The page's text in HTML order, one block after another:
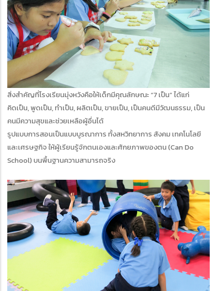
สิ่งสำคัญที่โรงเรียนมุ่งหวังคือให้เด็กมีคุณลักษณะ “7 เป็น” ได้แก่
คิดเป็น, พูดเป็น, ทำเป็น, ผลิตเป็น, ขายเป็น, เป็นคนดีมีวัฒนธรรม, เป็น
คนมีความสุขและช่วยเหลือผู้อื่นได้
รูปแบบการสอนเป็นแบบบูรณาการ ทั้งสหวิทยาการ สังคม เทคโนโลยี
และเศรษฐกิจ ให้ผู้เรียนรู้จักตนเองและศักยภาพของตน (Can Do
School) บนพื้นฐานความสามารถจริง